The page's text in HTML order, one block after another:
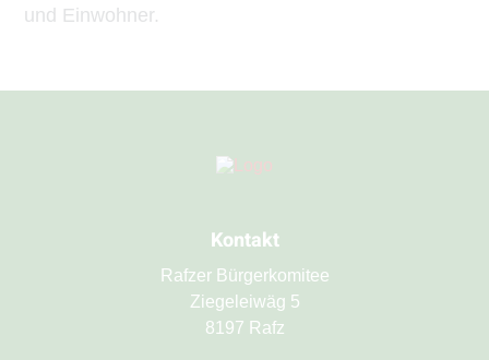
und Einwohner.
Kontakt
Rafzer Bürgerkomitee
Ziegeleiwäg 5
8197 Rafz